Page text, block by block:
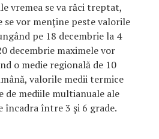
vremea se va răci treptat,
vor menţine peste valorile
pe 18 decembrie la 4
decembrie maximele vor
o medie regională de 10
valorile medii termice
de mediile multianuale ale
încadra între 3 şi 6 grade.